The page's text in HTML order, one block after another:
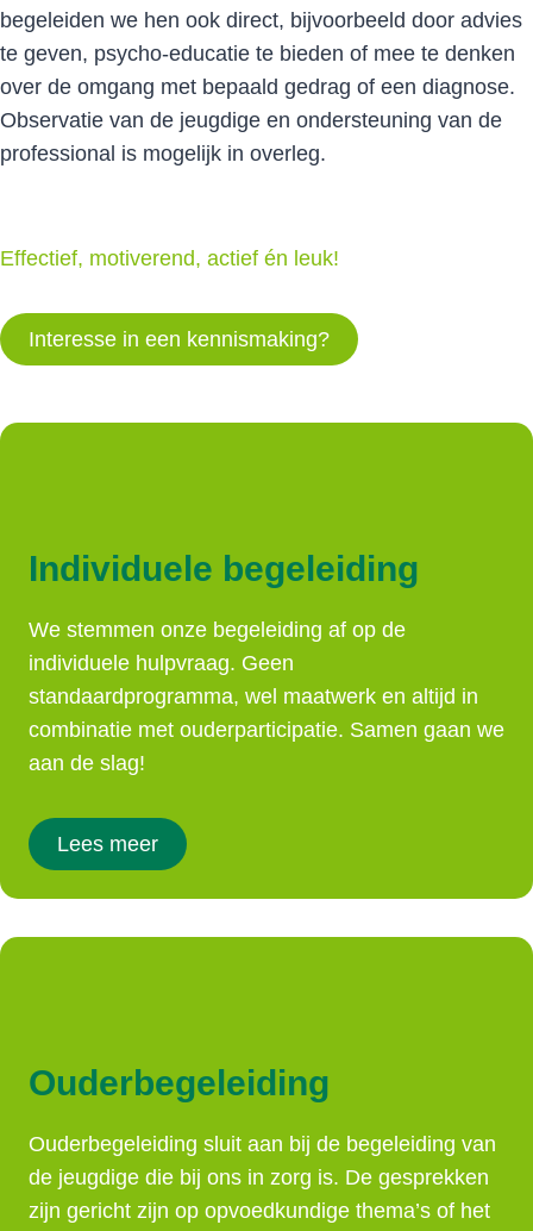
begeleiden we hen ook direct, bijvoorbeeld door advies
te geven, psycho-educatie te bieden of mee te denken
over de omgang met bepaald gedrag of een diagnose.
Observatie van de jeugdige en ondersteuning van de
professional is mogelijk in overleg.
Effectief, motiverend, actief én leuk!
Interesse in een kennismaking?
Individuele begeleiding
We stemmen onze begeleiding af op de
individuele hulpvraag. Geen
standaardprogramma, wel maatwerk en altijd in
combinatie met ouderparticipatie. Samen gaan we
aan de slag!
Lees meer
Ouderbegeleiding
Ouderbegeleiding sluit aan bij de begeleiding van
de jeugdige die bij ons in zorg is. De gesprekken
zijn gericht zijn op opvoedkundige thema’s of het